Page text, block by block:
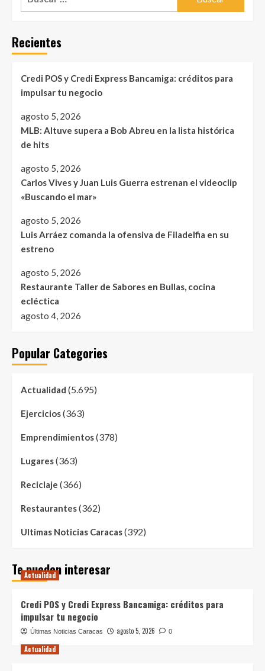
Recientes
Credi POS y Credi Express Bancamiga: créditos para
impulsar tu negocio
agosto 5, 2026
MLB: Altuve supera a Bob Abreu en la lista histórica
de hits
agosto 5, 2026
Carlos Vives y Juan Luis Guerra estrenan el videoclip
«Buscando el mar»
agosto 5, 2026
Luis Arráez comanda la ofensiva de Filadelfia en su
estreno
agosto 5, 2026
Restaurante Taller de Sabores en Bullas, cocina
ecléctica
agosto 4, 2026
Popular Categories
Actualidad (5.695)
Ejercicios(363)
Emprendimientos(378)
Lugares(363)
Reciclaje (366)
Restaurantes(362)
Ultimas Noticias Caracas(392)
Te pueden interesar
Actualidad
Credi POS y Credi Express Bancamiga: créditos para
impulsar tu negocio
Últimas Noticias Caracas agosto 5, 2026 0
Actualidad